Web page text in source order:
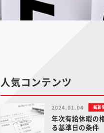
人気コンテンツ
2024.01.04 新着
年次有給休暇の
る基準日の条件